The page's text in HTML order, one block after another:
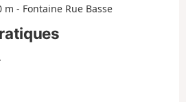
m - Fontaine Rue Basse